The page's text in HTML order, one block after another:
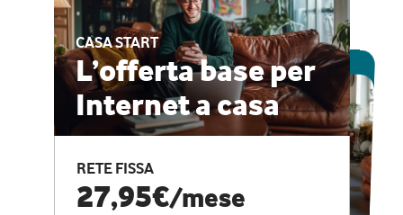
CASA START
L’offerta base per
Internet a casa
RETE FISSA
27,95€/mese
ESCLUSIVA ONLINE
CASA PRO
Internet veloce e
vantaggi speciali